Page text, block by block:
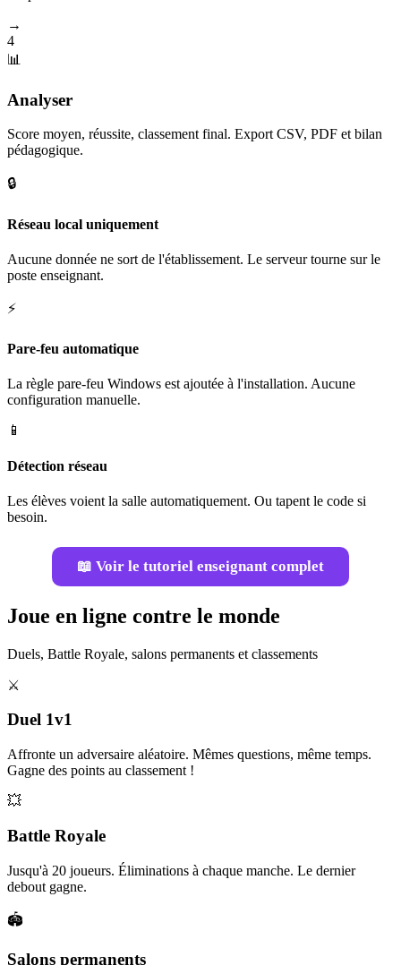
→
4
📊
Analyser
Score moyen, réussite, classement final. Export CSV, PDF et bilan
pédagogique.
🔒
Réseau local uniquement
Aucune donnée ne sort de l'établissement. Le serveur tourne sur le
poste enseignant.
⚡
Pare-feu automatique
La règle pare-feu Windows est ajoutée à l'installation. Aucune
configuration manuelle.
📱
Détection réseau
Les élèves voient la salle automatiquement. Ou tapent le code si
besoin.
📖 Voir le tutoriel enseignant complet
Joue en ligne contre le monde
Duels, Battle Royale, salons permanents et classements
⚔️
Duel 1v1
Affronte un adversaire aléatoire. Mêmes questions, même temps.
Gagne des points au classement !
💥
Battle Royale
Jusqu'à 20 joueurs. Éliminations à chaque manche. Le dernier
debout gagne.
🏟️
Salons permanents